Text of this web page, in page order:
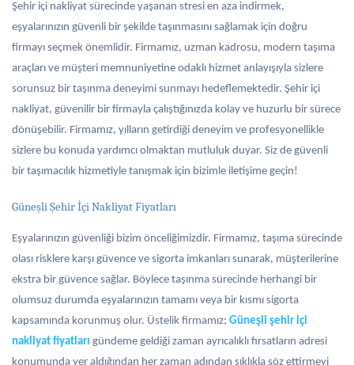
Şehir içi nakliyat sürecinde yaşanan stresi en aza indirmek,
eşyalarınızın güvenli bir şekilde taşınmasını sağlamak için doğru
firmayı seçmek önemlidir. Firmamız, uzman kadrosu, modern taşıma
araçları ve müşteri memnuniyetine odaklı hizmet anlayışıyla sizlere
sorunsuz bir taşınma deneyimi sunmayı hedeflemektedir. Şehir içi
nakliyat, güvenilir bir firmayla çalıştığınızda kolay ve huzurlu bir sürece
dönüşebilir. Firmamız, yılların getirdiği deneyim ve profesyonellikle
sizlere bu konuda yardımcı olmaktan mutluluk duyar. Siz de güvenli
bir taşımacılık hizmetiyle tanışmak için bizimle iletişime geçin!
Güneşli Şehir İçi Nakliyat Fiyatları
Eşyalarınızın güvenliği bizim önceliğimizdir. Firmamız, taşıma sürecinde
olası risklere karşı güvence ve sigorta imkanları sunarak, müşterilerine
ekstra bir güvence sağlar. Böylece taşınma sürecinde herhangi bir
olumsuz durumda eşyalarınızın tamamı veya bir kısmı sigorta
kapsamında korunmuş olur. Üstelik firmamız; Güneşli şehir içi
nakliyat fiyatları gündeme geldiği zaman ayrıcalıklı fırsatların adresi
konumunda yer aldığından her zaman adından sıklıkla söz ettirmeyi